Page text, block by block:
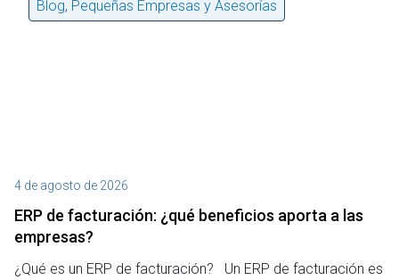
Blog, Pequeñas Empresas y Asesorías
4 de agosto de 2026
ERP de facturación​: ¿qué beneficios aporta a las
empresas?
¿Qué es un ERP de facturación? Un ERP de facturación es